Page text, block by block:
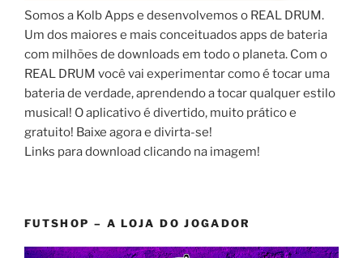
Somos a Kolb Apps e desenvolvemos o REAL DRUM.
Um dos maiores e mais conceituados apps de bateria
com milhões de downloads em todo o planeta. Com o
REAL DRUM você vai experimentar como é tocar uma
bateria de verdade, aprendendo a tocar qualquer estilo
musical! O aplicativo é divertido, muito prático e
gratuito! Baixe agora e divirta-se!
Links para download clicando na imagem!
FUTSHOP – A LOJA DO JOGADOR